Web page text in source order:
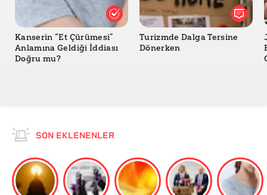
Kanserin “Et Çürümesi”
Anlamına Geldiği İddiası
Doğru mu?
Turizmde Dalga Tersine
Dönerken
SON EKLENENLER